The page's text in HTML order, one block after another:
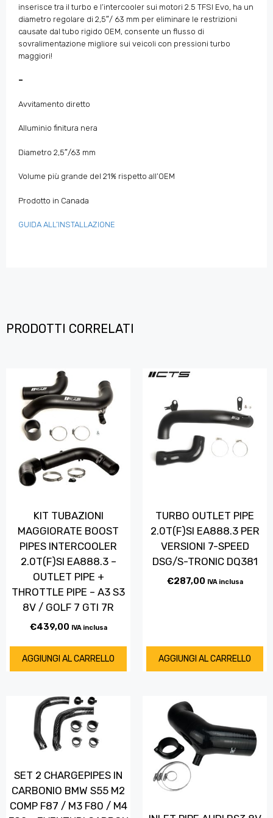
inserisce tra il turbo e l’intercooler sui motori 2.5 TFSI Evo, ha un
diametro regolare di 2,5″/ 63 mm per eliminare le restrizioni
causate dal tubo rigido OEM, consente un flusso di
sovralimentazione migliore sui veicoli con pressioni turbo
maggiori!
–
Avvitamento diretto
Alluminio finitura nera
Diametro 2,5″/63 mm
Volume più grande del 21% rispetto all’OEM
Prodotto in Canada
GUIDA ALL’INSTALLAZIONE
PRODOTTI CORRELATI
KIT TUBAZIONI
MAGGIORATE BOOST
PIPES INTERCOOLER
2.0T(F)SI EA888.3 –
OUTLET PIPE +
THROTTLE PIPE – A3 S3
8V / GOLF 7 GTI 7R
€439,00 IVA inclusa
AGGIUNGI AL CARRELLO
TURBO OUTLET PIPE
2.0T(F)SI EA888.3 PER
VERSIONI 7-SPEED
DSG/S-TRONIC DQ381
€287,00 IVA inclusa
AGGIUNGI AL CARRELLO
SET 2 CHARGEPIPES IN
CARBONIO BMW S55 M2
COMP F87 / M3 F80 / M4